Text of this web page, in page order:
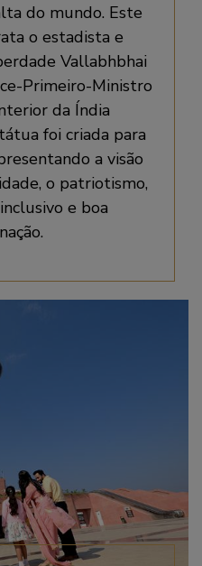
do mundo. Este
o estadista e
Vallabhbhai
Primeiro-Ministro
da Índia
foi criada para
a visão
o patriotismo,
e boa